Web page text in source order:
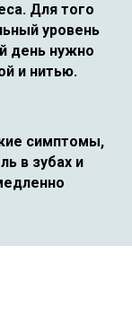
Для того
уровень
день нужно
и нитью.
симптомы,
в зубах и